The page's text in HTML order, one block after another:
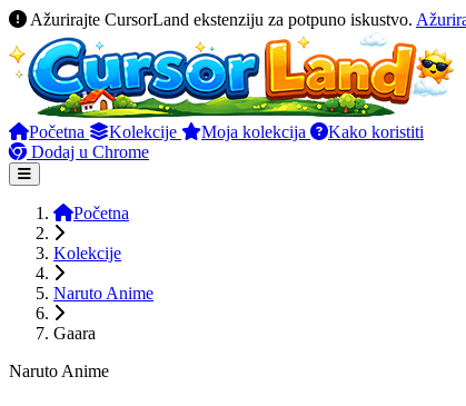
Ažurirajte CursorLand ekstenziju za potpuno iskustvo.
Početna Kolekcije Moja kolekcija
Kako koristiti
Dodaj u Chrome
Početna
Kolekcije
Naruto Anime
Gaara
Naruto Anime